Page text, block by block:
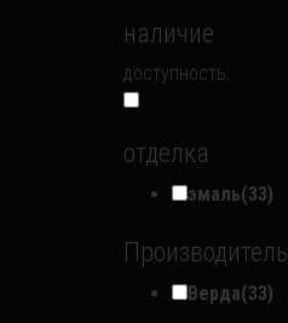
наличие
доступность:
отделка
эмаль(33)
Производитель
Верда(33)